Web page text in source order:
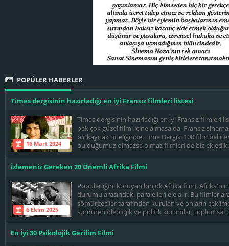
POPÜLER HABERLER
Times dergisinin hazırladığı en iyi Fransız filmleri listesi
16 Mart 2024
Times dergisinin hazırladığı en iyi Fransız filmleri
pek çok güzel filmi içine almasa da, Fransız
bir kaynak niteliğinde. Time Dergisi 100 film
bulduğumuz olmazsa olmaz filmleri de biz
İzlemeniz Gereken 20 Önemli Afrika Filmi
6 Ekim 2025
Popülerliğini koruyan birçok Afrika filmi,
durumu arasındaki paralelleri ele alır. Bu filmler
sömürgeciler tarafından kurulan ve onların
sürdüren ideolojik ve politik kurumlar, toplumsal
En İyi 30 Psikolojik Gerilim Filmi